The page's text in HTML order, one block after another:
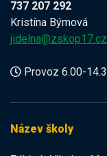
737 207 292
Kristína Býmová
jidelna@zskop17.cz
Provoz 6.00-
Název školy